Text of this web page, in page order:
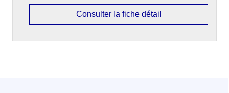
Consulter la fiche détail